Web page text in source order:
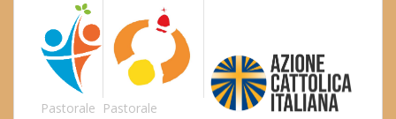
Pastorale Pastorale